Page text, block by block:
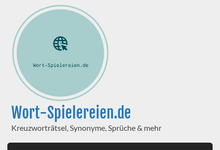
Wort-Spielereien.de
Kreuzworträtsel, Synonyme, Sprüche & mehr